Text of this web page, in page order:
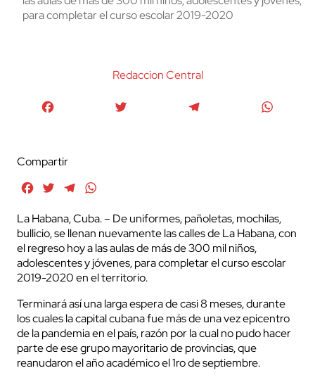
para completar el curso escolar 2019-2020
Redaccion Central
Compartir
FacebookTwitterTelegram
La Habana, Cuba. – De uniformes, pañoletas, mochilas,
bullicio, se llenan nuevamente las calles de La Habana, con
el regreso hoy a las aulas de más de 300 mil niños,
adolescentes y jóvenes, para completar el curso escolar
2019-2020 en el territorio.
Terminará así una larga espera de casi 8 meses, durante
los cuales la capital cubana fue más de una vez epicentro
de la pandemia en el país, razón por la cual no pudo hacer
parte de ese grupo mayoritario de provincias, que
reanudaron el año académico el 1ro de septiembre.